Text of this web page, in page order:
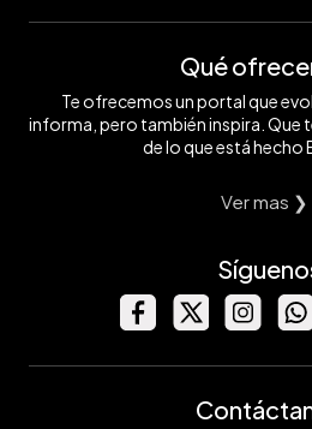
Qué
Te ofrecemos un portal que
informa, pero también inspira. Que
de lo que está hecho
Ver mas ❯